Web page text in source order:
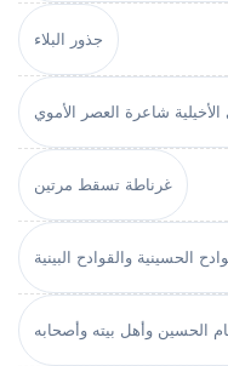
جذور البلاء
الأخيلية شاعرة العصر الأموي
غرناطة تسقط مرتين
الحسينية والقوادح البينية
الحسين وأهل بيته وأصحابه